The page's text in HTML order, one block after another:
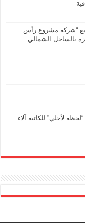
مع “شركة مشروع رأس
بالساحل الشمالي
لأجلي” للكاتبة آلاء